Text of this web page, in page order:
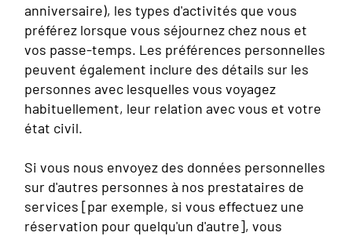
anniversaire), les types d'activités que vous
préférez lorsque vous séjournez chez nous et
vos passe-temps. Les préférences personnelles
peuvent également inclure des détails sur les
personnes avec lesquelles vous voyagez
habituellement, leur relation avec vous et votre
état civil.
Si vous nous envoyez des données personnelles
sur d'autres personnes à nos prestataires de
services [par exemple, si vous effectuez une
réservation pour quelqu'un d'autre], vous